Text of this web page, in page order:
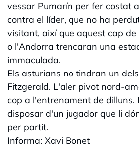
vessar Pumarín per fer costat
contra el líder, que no ha
visitant, així que aquest cap
o l'Andorra trencaran una
immaculada.
Els asturians no tindran un
Fitzgerald. L'aler pivot nord-
cop a l'entrenament de dilluns.
disposar d'un jugador que li
per partit.
Informa: Xavi Bonet